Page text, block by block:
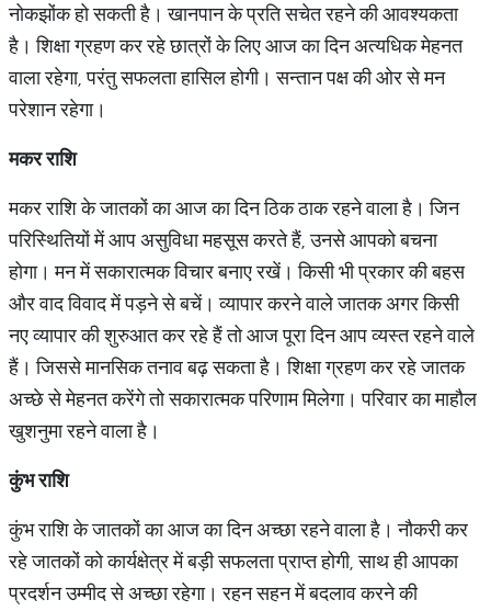
नोकझोंक हो सकती है। खानपान के प्रति सचेत रहने की आवश्यकता
है। शिक्षा ग्रहण कर रहे छात्रों के लिए आज का दिन अत्यधिक मेहनत
वाला रहेगा, परंतु सफलता हासिल होगी। सन्तान पक्ष की ओर से मन
परेशान रहेगा।
मकर राशि
मकर राशि के जातकों का आज का दिन ठिक ठाक रहने वाला है। जिन
परिस्थितियों में आप असुविधा महसूस करते हैं, उनसे आपको बचना
होगा। मन में सकारात्मक विचार बनाए रखें। किसी भी प्रकार की बहस
और वाद विवाद में पड़ने से बचें। व्यापार करने वाले जातक अगर किसी
नए व्यापार की शुरुआत कर रहे हैं तो आज पूरा दिन आप व्यस्त रहने वाले
हैं। जिससे मानसिक तनाव बढ़ सकता है। शिक्षा ग्रहण कर रहे जातक
अच्छे से मेहनत करेंगे तो सकारात्मक परिणाम मिलेगा। परिवार का माहौल
खुशनुमा रहने वाला है।
कुंभ राशि
कुंभ राशि के जातकों का आज का दिन अच्छा रहने वाला है। नौकरी कर
रहे जातकों को कार्यक्षेत्र में बड़ी सफलता प्राप्त होगी, साथ ही आपका
प्रदर्शन उम्मीद से अच्छा रहेगा। रहन सहन में बदलाव करने की